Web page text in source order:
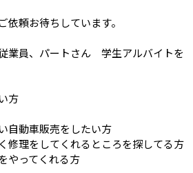
依頼お待ちしています。
業員、パートさん 学生アルバイトを
方
自動車販売をしたい方
修理をしてくれるところを探してる方
やってくれる方